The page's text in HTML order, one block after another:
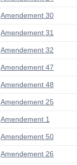
Amendement 30
Amendement 31
Amendement 32
Amendement 47
Amendement 48
Amendement 25
Amendement 1
Amendement 50
Amendement 26